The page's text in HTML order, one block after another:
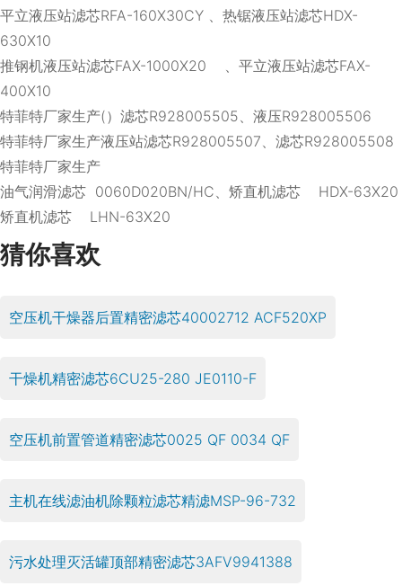
平立液压站滤芯RFA-160X30CY 、热锯液压站滤芯HDX-
630X10
推钢机液压站滤芯FAX-1000X20 、平立液压站滤芯FAX-
400X10
特菲特厂家生产(）滤芯R928005505、液压R928005506
特菲特厂家生产液压站滤芯R928005507、滤芯R928005508
特菲特厂家生产
油气润滑滤芯 0060D020BN/HC、矫直机滤芯 HDX-63X20
矫直机滤芯 LHN-63X20
猜你喜欢
空压机干燥器后置精密滤芯40002712 ACF520XP
干燥机精密滤芯6CU25-280 JE0110-F
空压机前置管道精密滤芯0025 QF 0034 QF
主机在线滤油机除颗粒滤芯精滤MSP-96-732
污水处理灭活罐顶部精密滤芯3AFV9941388